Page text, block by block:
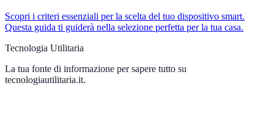
Scopri i criteri essenziali per la scelta del tuo dispositivo smart.
Questa guida ti guiderà nella selezione perfetta per la tua casa.
Tecnologia Utilitaria
La tua fonte di informazione per sapere tutto su
tecnologiautilitaria.it.